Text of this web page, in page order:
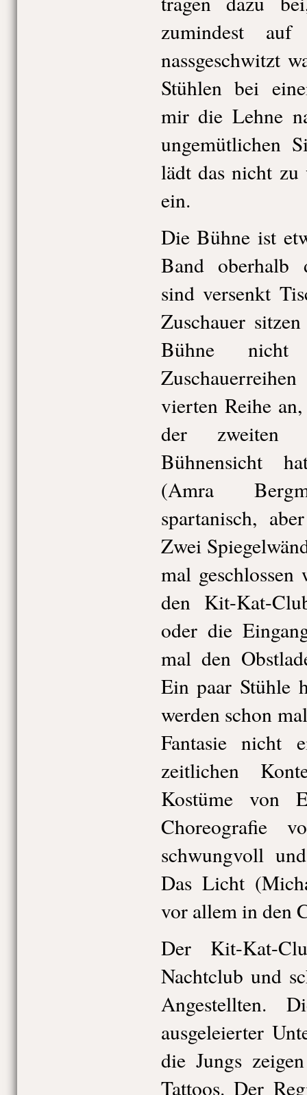
zumindest
nassgeschwitzt
Stühlen bei
mir die Lehne
ungemütlichen
lädt das nicht zu
ein.
Die Bühne ist
Band oberhalb
sind versenkt
Zuschauer
Bühne
vierten Reihe
der zweiten
Bühnensicht
(Amra
spartanisch,
Zwei
mal
den Kit-Kat-
oder die
mal den
Ein paar Stühle
werden schon
Fantasie nicht
zeitlichen
Kostüme von
Choreografie
schwungvoll
Das Licht
vor allem in den
Der Kit-Kat-
Nachtclub und
Angestellten.
ausgeleierter
die Jungs
Tattoos. Der